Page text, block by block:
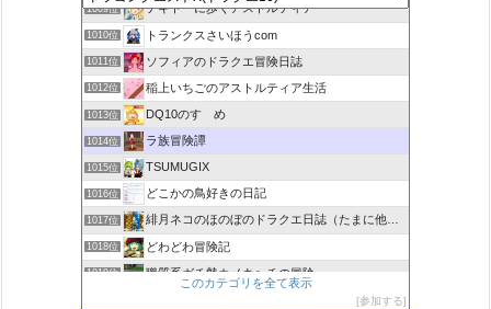
1009位 テキトーに歩くアストルティア
1010位 トランクスさいほうcom
1011位 ソフィアのドラクエ冒険日誌
1012位 稲上いちごのアストルティア生活
1013位 DQ10のすゝめ
1014位 ラ族冒険譚
1015位 TSUMUGIX
1016位 どこかの鳥好きの日記
1017位 緋月ネコのほのぼのドラクエ日誌（たまに他のことも書いてます)
1018位 どわどわ冒険記
1019位 職質系ガチ勢カメキ〜チの冒険
このカテゴリを全て表示
参加する